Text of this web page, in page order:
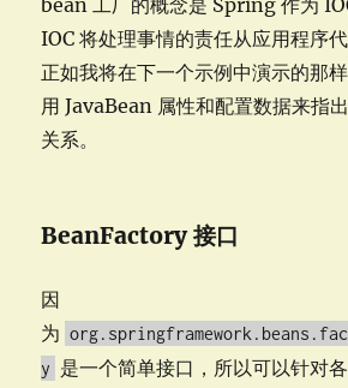
IOC 将处理事情的责任从应用程序代
正如我将在下一个示例中演示的那
用 JavaBean 属性和配置数据来指
关系。
BeanFactory 接口
因
为
y 是一个简单接口，所以可以针对